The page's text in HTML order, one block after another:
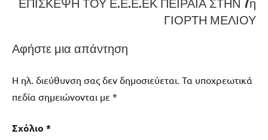
ΓΙΟΡΤΗ ΜΕΛΙΟΥ
Αφήστε μια απάντηση
Η ηλ. διεύθυνση σας δεν δημοσιεύεται. Τα υποχρεωτικά
πεδία σημειώνονται με *
Σχόλιο *